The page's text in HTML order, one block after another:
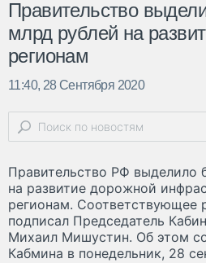
Правительство
млрд рублей на
регионам
11:40, 28 Сентября 2020
Правительство РФ выделило
на развитие дорожной
регионам. Соответствующее
подписал Председатель
Михаил Мишустин. Об этом
Кабмина в понедельник, 28